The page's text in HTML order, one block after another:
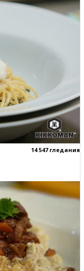
14 547 гледания